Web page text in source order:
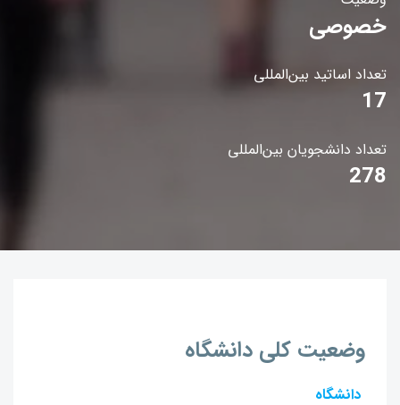
خصوصی
تعداد اساتید بین‌المللی
17
تعداد دانشجویان بین‌المللی
278
وضعیت کلی دانشگاه
دانشگاه